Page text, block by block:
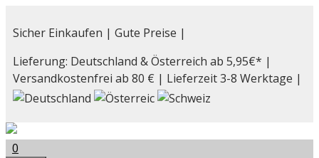
Inhalt
Sicher Einkaufen | Gute Preise |
Lieferung: Deutschland & Österreich ab 5,95€* |
Versandkostenfrei ab 80 € | Lieferzeit 3-8 Werktage |
0